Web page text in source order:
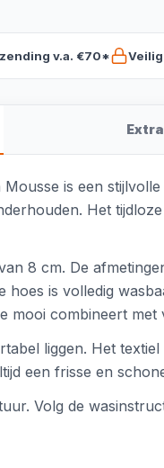
v.a. €70*
is een
Het
8 cm. De
hoes is volledig
mooi combineert met
liggen. Het
een frisse en
Volg de